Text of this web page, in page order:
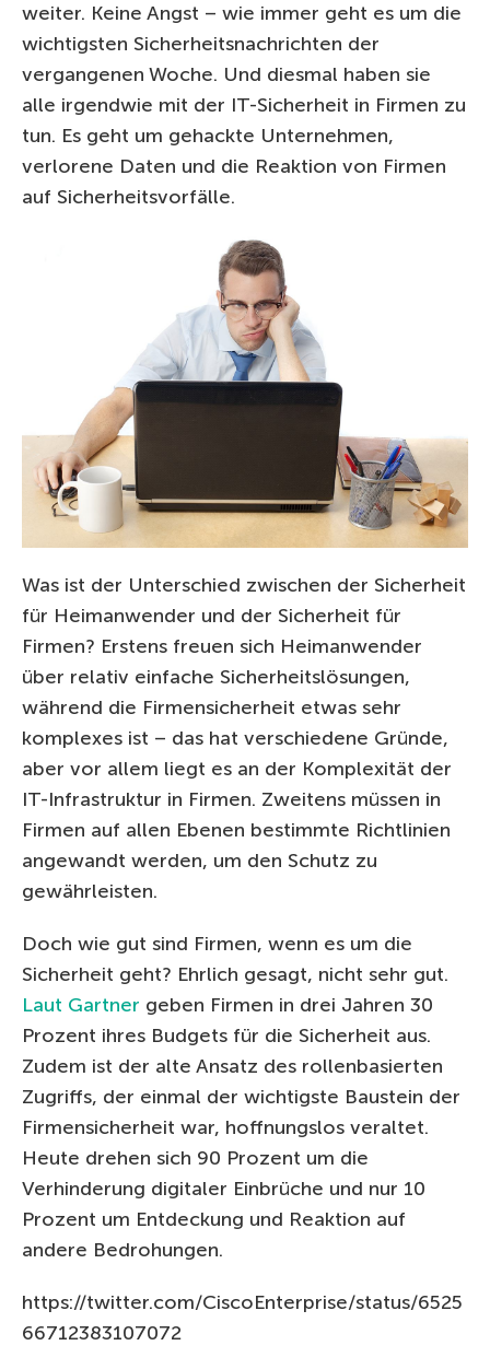
weiter. Keine Angst – wie immer geht es um die
wichtigsten Sicherheitsnachrichten der
vergangenen Woche. Und diesmal haben sie
alle irgendwie mit der IT-Sicherheit in Firmen zu
tun. Es geht um gehackte Unternehmen,
verlorene Daten und die Reaktion von Firmen
auf Sicherheitsvorfälle.
Was ist der Unterschied zwischen der Sicherheit
für Heimanwender und der Sicherheit für
Firmen? Erstens freuen sich Heimanwender
über relativ einfache Sicherheitslösungen,
während die Firmensicherheit etwas sehr
komplexes ist – das hat verschiedene Gründe,
aber vor allem liegt es an der Komplexität der
IT-Infrastruktur in Firmen. Zweitens müssen in
Firmen auf allen Ebenen bestimmte Richtlinien
angewandt werden, um den Schutz zu
gewährleisten.
Doch wie gut sind Firmen, wenn es um die
Sicherheit geht? Ehrlich gesagt, nicht sehr gut.
Laut Gartner geben Firmen in drei Jahren 30
Prozent ihres Budgets für die Sicherheit aus.
Zudem ist der alte Ansatz des rollenbasierten
Zugriffs, der einmal der wichtigste Baustein der
Firmensicherheit war, hoffnungslos veraltet.
Heute drehen sich 90 Prozent um die
Verhinderung digitaler Einbrüche und nur 10
Prozent um Entdeckung und Reaktion auf
andere Bedrohungen.
https://twitter.com/CiscoEnterprise/status/6525
66712383107072